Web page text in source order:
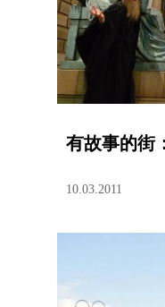
有故事的街
10.03.2011